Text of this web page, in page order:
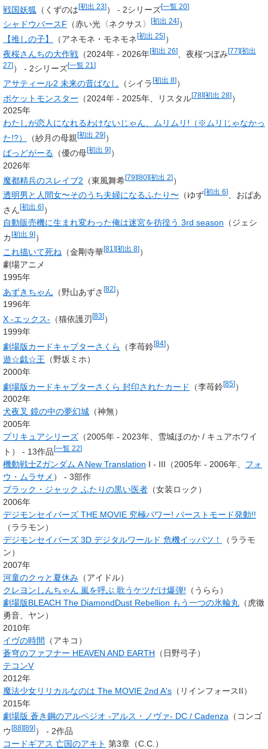
戦国妖狐
（くずのは[初出 23]） - 2シリーズ[一覧 20]
シャドウバースF （赤い光〈ネクサス〉 [初出 24] ）
【推しの子】
（アネモネ・モネモネ[初出 25]）
夜桜さんちの大作戦 （2024年 - 2026年[初出 26] 、夜桜つぼみ[77][初出
27] ） - 2シリーズ[一覧 21 ]
アサティール2 未来の昔ばなし （シイラ[初出 8]）
ポケットモンスター （2024年 - 2025年、リスタル[78][初出 28]）
2025年
わたしが恋人になれるわけないじゃん、ムリムリ!（※ムリじゃなかっ
た!?）
（紗月の母親[初出 29] ）
ばっどがーる （優の母[初出 9]）
2026年
魔都精兵のスレイブ2 （東風舞希[79][80][初出 2]）
透明男と人間女〜そのうち夫婦になるふたり〜 （ゆず[初出 6]
、おばあ
さん[初出 6]）
自動販売機に生まれ変わった俺は迷宮を彷徨う 3rd season （ジェシ
カ[初出 9]）
これ描いて死ね （金剛寺華[81 ][初出 8] ）
劇場アニメ
1995年
あずきちゃん （野山あずさ [82]）
1996年
X -エックス- （猫依護刃 [83] ）
1999年
劇場版カードキャプターさくら
（李苺鈴[84] ）
遊☆戯☆王 （野坂ミホ）
2000年
劇場版カードキャプターさくら 封印されたカード
（李苺鈴[85]）
2002年
犬夜叉 鏡の中の夢幻城 （神無）
2005年
プリキュアシリーズ （2005年 - 2023年、 雪城ほのか / キュアホワイ
ト ） - 13作品[一覧 22]
機動戦士Ζガンダム A New Translation I - III（2005年 - 2006年、 フォ
ウ・ムラサメ ） - 3部作
ブラック・ジャック ふたりの黒い医者 （女装ロック）
2006年
デジモンセイバーズ THE MOVIE 究極パワー! バーストモード発動!!
（ララモン）
デジモンセイバーズ 3D デジタルワールド 危機イッパツ！
（ララモ
ン）
2007年
河童のクゥと夏休み （アイドル）
クレヨンしんちゃん 嵐を呼ぶ 歌うケツだけ爆弾! （うらら）
劇場版BLEACH The DiamondDust Rebellion もう一つの氷輪丸 （虎徹
勇音、ヤン）
2010年
イヴの時間
（アキコ ）
蒼穹のファフナー HEAVEN AND EARTH （日野弓子）
テコンV
2012年
魔法少女リリカルなのは The MOVIE 2nd A's （リインフォースII）
2015年
劇場版 蒼き鋼のアルペジオ -アルス・ノヴァ- DC / Cadenza （ コンゴ
ウ [88][89] ） - 2作品
コードギアス 亡国のアキト 第3章（C.C.）